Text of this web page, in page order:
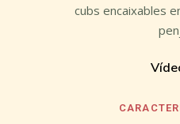
cubsencaixables